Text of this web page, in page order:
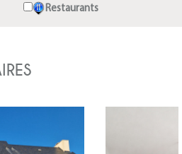
Restaurants